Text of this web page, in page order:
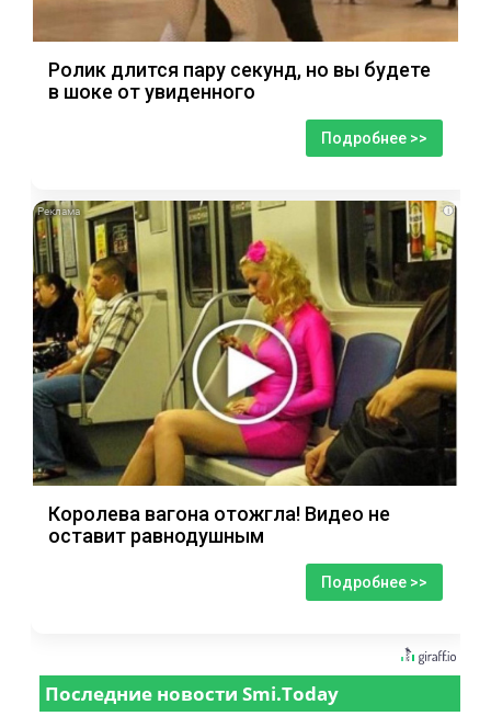
Ролик длится пару секунд, но вы будете
в шоке от увиденного
Подробнее >>
i
Королева вагона отожгла! Видео не
оставит равнодушным
Подробнее >>